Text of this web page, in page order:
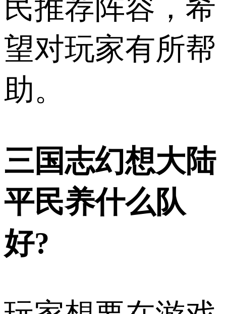
民推荐阵容，希
望对玩家有所帮
助。
三国志幻想大陆
平民养什么队
好?